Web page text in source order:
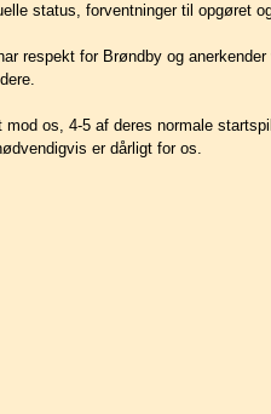
status, forventninger til opgøret
respekt for Brøndby og
os, 4-5 af deres normale
er dårligt for os.